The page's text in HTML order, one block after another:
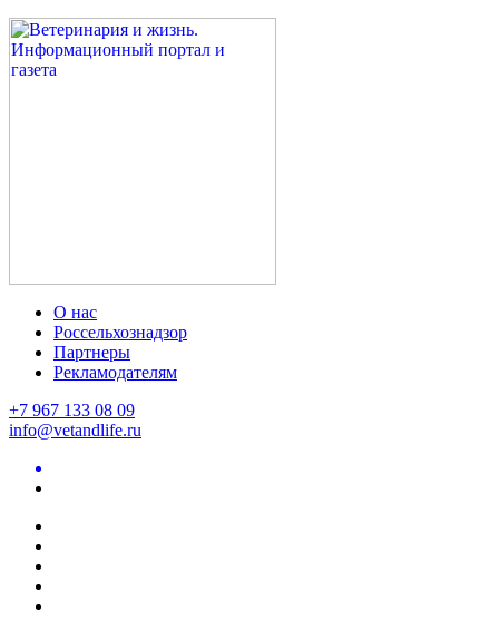
О нас
Россельхознадзор
Партнеры
Рекламодателям
+7 967 133 08 09
info@vetandlife.ru